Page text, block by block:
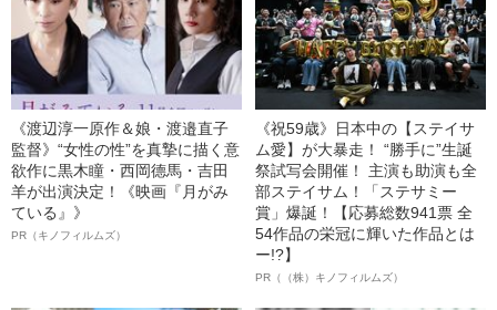
《渡辺淳一原作＆娘・渡邉直子
監督》“女性の性”を真摯に描く意
欲作に黒木瞳・西岡德馬・吉田
羊が出演決定！《映画『月がみ
ている』》
PR（キノフィルムズ）
《祝59歳》日本中の【ステイサ
ム愛】が大暴走！ “勝手に”生誕
祭試写会開催！ 主演も助演も全
部ステイサム！「ステサミー
賞」爆誕！【応募総数941票 全
54作品の栄冠に輝いた作品とは
ー!?】
PR（（株）キノフィルムズ）